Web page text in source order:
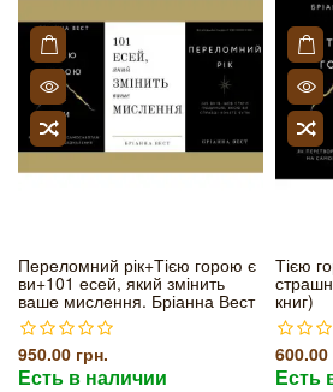
Переломний рік+Тією горою є
ви+101 есей, який змінить
ваше мислення. Бріанна Вест
950.00 грн.
Есть в наличии
Тією
книг)
600.00
Есть